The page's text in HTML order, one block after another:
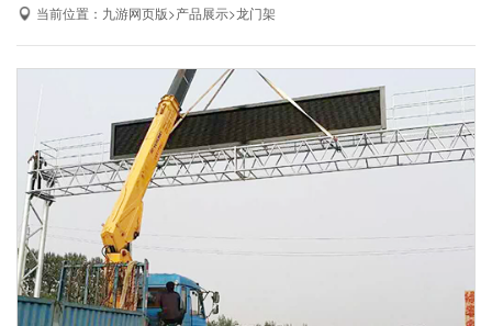
当前位置： 九游网页版>产品展示>龙门架